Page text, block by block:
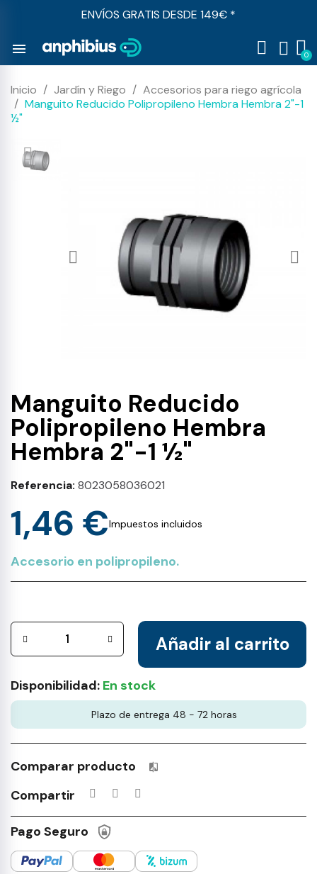
ENVÍOS GRATIS DESDE 149€ *
menu
Inicio Jardín y Riego
Accesorios para riego agrícola
Manguito Reducido Polipropileno Hembra Hembra 2"-1
½"
Manguito Reducido
Polipropileno Hembra
Hembra 2"-1 ½"
Referencia 8023058036021
1,46 €Impuestos incluidos
Accesorio en polipropileno.
Añadir al carrito
Disponibilidad: En stock
Plazo de entrega 48 - 72 horas
Comparar producto Productos incluidos en tu lista
Compartir
Pago Seguro